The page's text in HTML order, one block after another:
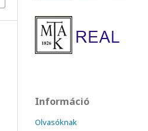
Információ
Olvasóknak